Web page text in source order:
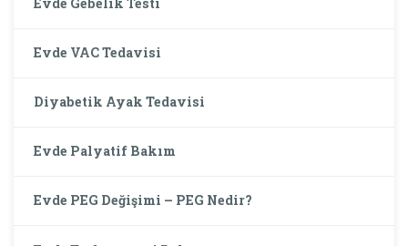
Evde VAC Tedavisi
Diyabetik Ayak Tedavisi
Evde Palyatif Bakım
Evde PEG Değişimi – PEG Nedir?